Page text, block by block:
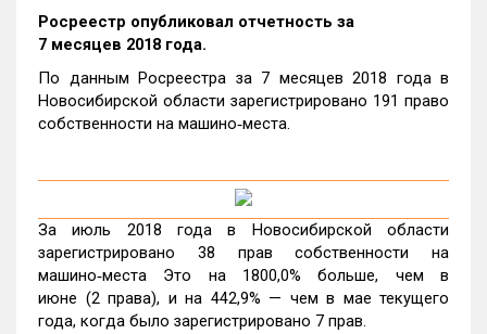
Росреестр опубликовал отчетность за
7 месяцев 2018 года.
По данным Росреестра за 7 месяцев 2018 года в
Новосибирской области зарегистрировано 191 право
собственности на машино‑места.
За июль 2018 года в Новосибирской области
зарегистрировано 38 прав собственности на
машино‑места Это на 1800,0% больше, чем в
июне (2 права), и на 442,9% — чем в мае текущего
года, когда было зарегистрировано 7 прав.